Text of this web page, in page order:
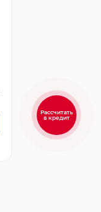
Рассчитать
в кредит